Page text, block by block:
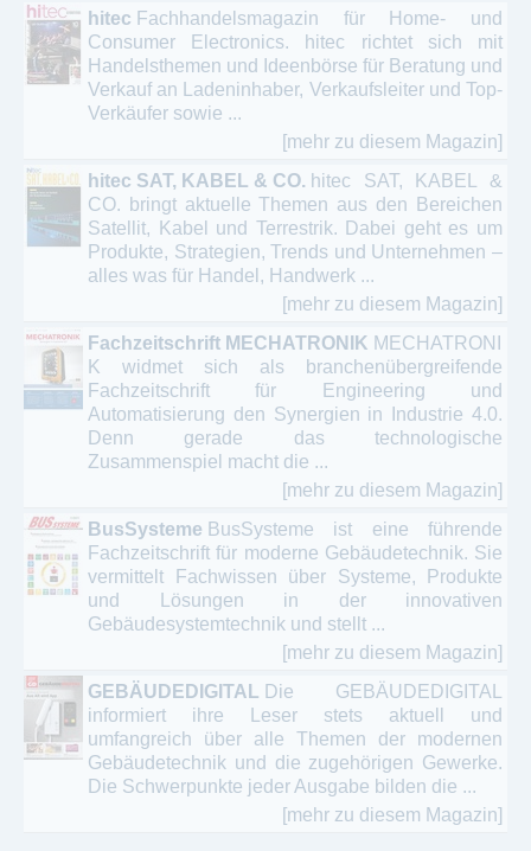
hitec Fachhandelsmagazin für Home- und
Consumer Electronics. hitec richtet sich mit
Handelsthemen und Ideenbörse für Beratung und
Verkauf an Ladeninhaber, Verkaufsleiter und Top-
Verkäufer sowie ...
[mehr zu diesem Magazin]
hitec SAT, KABEL & CO. hitec SAT, KABEL &
CO. bringt aktuelle Themen aus den Bereichen
Satellit, Kabel und Terrestrik. Dabei geht es um
Produkte, Strategien, Trends und Unternehmen –
alles was für Handel, Handwerk ...
[mehr zu diesem Magazin]
Fachzeitschrift MECHATRONIK MECHATRONI
K widmet sich als branchenübergreifende
Fachzeitschrift für Engineering und
Automatisierung den Synergien in Industrie 4.0.
Denn gerade das technologische
Zusammenspiel macht die ...
[mehr zu diesem Magazin]
BusSysteme BusSysteme ist eine führende
Fachzeitschrift für moderne Gebäudetechnik. Sie
vermittelt Fachwissen über Systeme, Produkte
und Lösungen in der innovativen
Gebäudesystemtechnik und stellt ...
[mehr zu diesem Magazin]
GEBÄUDEDIGITAL Die GEBÄUDEDIGITAL
informiert ihre Leser stets aktuell und
umfangreich über alle Themen der modernen
Gebäudetechnik und die zugehörigen Gewerke.
Die Schwerpunkte jeder Ausgabe bilden die ...
[mehr zu diesem Magazin]